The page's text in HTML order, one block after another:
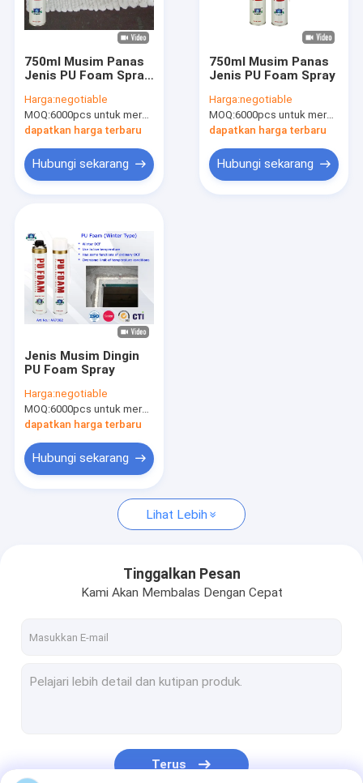
Menandai Cat Semprot
Cat Berbahan Dasar Air
Pembersih Mobil Semprot
Produk Perawatan Otomatis
Pu Foam Semprot
Silikon sealant
Perekat Semprot
Sealant poliuretan
produk perawatan pribadi
750ml Musim Panas
Jenis PU Foam Spray
Insulation Foam Bisa
Satu-komponen
Harga:negotiable
MOQ:6000pcs untuk merek Aristo, 15000pcs untuk pelanggan merek
dapatkan harga terbaru
Hubungi sekarang
750ml Musim Panas
Jenis PU Foam Spray
Harga:negotiable
MOQ:6000pcs untuk merek Aristo, 15000pcs untuk pelanggan merek
dapatkan harga terbaru
Hubungi sekarang
Jenis Musim Dingin
PU Foam Spray
Harga:negotiable
MOQ:6000pcs untuk merek Aristo, 15000pcs untuk pelanggan merek
dapatkan harga terbaru
Hubungi sekarang
Lihat Lebih
Tinggalkan Pesan
Kami Akan Membalas Dengan Cepat
Terus